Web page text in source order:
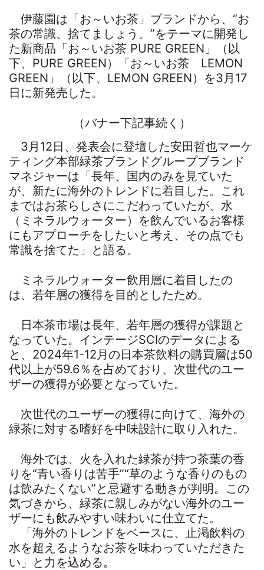
伊藤園は「お～いお茶」ブランドから、“お
茶の常識、捨てましょう。”をテーマに開発し
た新商品「お～いお茶 PURE GREEN」（以
下、PURE GREEN）「お～いお茶 LEMON
GREEN」（以下、LEMON GREEN）を3月17
日に新発売した。
（バナー下記事続く）
3月12日、発表会に登壇した安田哲也マーケ
ティング本部緑茶ブランドグループブランド
マネジャーは「長年、国内のみを見ていた
が、新たに海外のトレンドに着目した。これ
まではお茶らしさにこだわっていたが、水
（ミネラルウォーター）を飲んでいるお客様
にもアプローチをしたいと考え、その点でも
常識を捨てた」と語る。
ミネラルウォーター飲用層に着目したの
は、若年層の獲得を目的としたため。
日本茶市場は長年、若年層の獲得が課題と
なっていた。インテージSCIのデータによる
と、2024年1-12月の日本茶飲料の購買層は50
代以上が59.6％を占めており、次世代のユー
ザーの獲得が必要となっていた。
次世代のユーザーの獲得に向けて、海外の
緑茶に対する嗜好を中味設計に取り入れた。
海外では、火を入れた緑茶が持つ茶葉の香
りを“青い香りは苦手”“草のような香りのもの
は飲みたくない”と忌避する動きが判明。この
気づきから、緑茶に親しみがない海外のユー
ザーにも飲みやすい味わいに仕立てた。
「海外のトレンドをベースに、止渇飲料の
水を超えるようなお茶を味わっていただきた
い」と力を込める。